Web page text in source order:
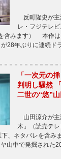
反町隆史が主
レ・フジテレ
含みます） 本作
28年ぶりに連続ド
「一次元の
判明し騒然
二世の“悠”
山田涼介が主
木」（読売テレ
下、ネタバレを含
山中で発掘された